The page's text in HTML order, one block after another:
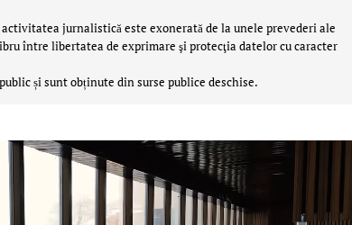
jurnalistică este exonerată de la unele prevederi ale
între libertatea de exprimare şi protecţia datelor cu caracter
și sunt obținute din surse publice deschise.